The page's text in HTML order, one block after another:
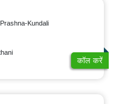
Kundali
कॉल करें